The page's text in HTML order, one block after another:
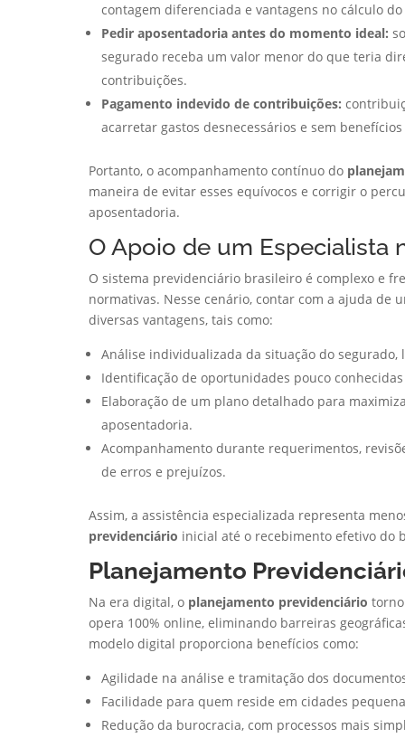
contagem diferenciada e vantagens no cálculo
Pedir aposentadoria antes do momento ideal:
segurado receba um valor menor do que teria
contribuições.
Pagamento indevido de contribuições:
acarretar gastos desnecessários e sem
Portanto, o acompanhamento contínuo do
maneira de evitar esses equívocos e corrigir o
aposentadoria.
O Apoio de um Especialista
O sistema previdenciário brasileiro é complexo e
normativas. Nesse cenário, contar com a ajuda de
diversas vantagens, tais como:
Análise individualizada da situação do
Identificação de oportunidades pouco
Elaboração de um plano detalhado para
aposentadoria.
Acompanhamento durante requerimentos,
de erros e prejuízos.
Assim, a assistência especializada representa
previdenciário inicial até o recebimento efetivo do
Planejamento
Na era digital, o planejamento previdenciário
opera 100% online, eliminando barreiras
modelo digital proporciona benefícios como:
Agilidade na análise e tramitação dos
Facilidade para quem reside em cidades
Redução da burocracia, com processos mais